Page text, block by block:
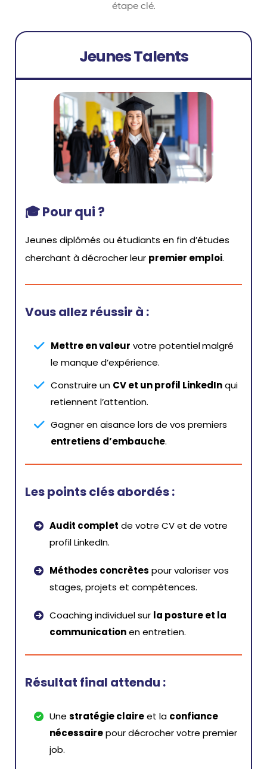
étape clé.
Jeunes Talents
🎓Pour qui ?
Jeunes diplômés ou étudiants en fin d’études
cherchant à décrocher leur premier emploi.
Vous allez réussir à :
Mettre en valeur votre potentielmalgré
le manque d’expérience.
Construire un CV et un profil LinkedInqui
retiennent l’attention.
Gagner en aisance lors de vos premiers
entretiens d’embauche.
Les points clés abordés :
Audit complet de votre CV et de votre
profil LinkedIn.
Méthodes concrètes pour valoriser vos
stages, projets et compétences.
Coaching individuel sur la posture et la
communicationen entretien.
Résultat final attendu :
Une stratégie claireet la confiance
nécessairepour décrocher votre premier
job.